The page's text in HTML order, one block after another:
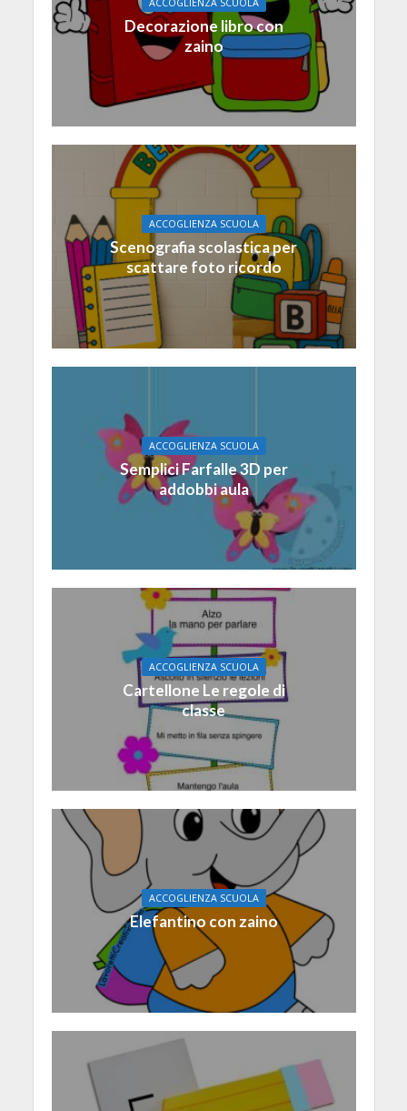
ACCOGLIENZA SCUOLA
Decorazione libro con
zaino
ACCOGLIENZA SCUOLA
Scenografia scolastica per
scattare foto ricordo
ACCOGLIENZA SCUOLA
Semplici Farfalle 3D per
addobbi aula
ACCOGLIENZA SCUOLA
Cartellone Le regole di
classe
ACCOGLIENZA SCUOLA
Elefantino con zaino